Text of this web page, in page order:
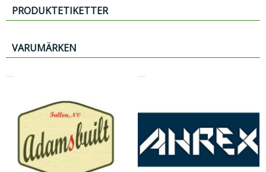
PRODUKTETIKETTER
VARUMÄRKEN